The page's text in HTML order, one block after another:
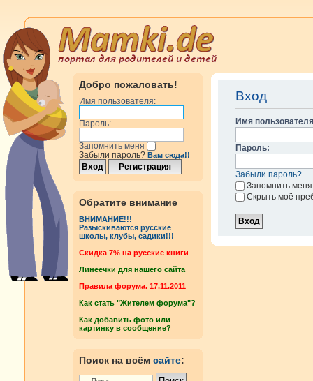
Добро пожаловать!
Имя пользователя:
Пароль:
Запомнить меня
Забыли пароль? Вам сюда!!
Обратите внимание
ВНИМАНИЕ!!!
Разыскиваются русские
школы, клубы, садики!!!
Cкидка 7% на русские книги
Линеечки для нашего сайта
Правила форума. 17.11.2011
Как стать "Жителем форума"?
Как добавить фото или
картинку в сообщение?
Поиск на всём сайте:
Вход
Имя
Пароль:
Забыли пароль?
Запомнить меня
Скрыть моё